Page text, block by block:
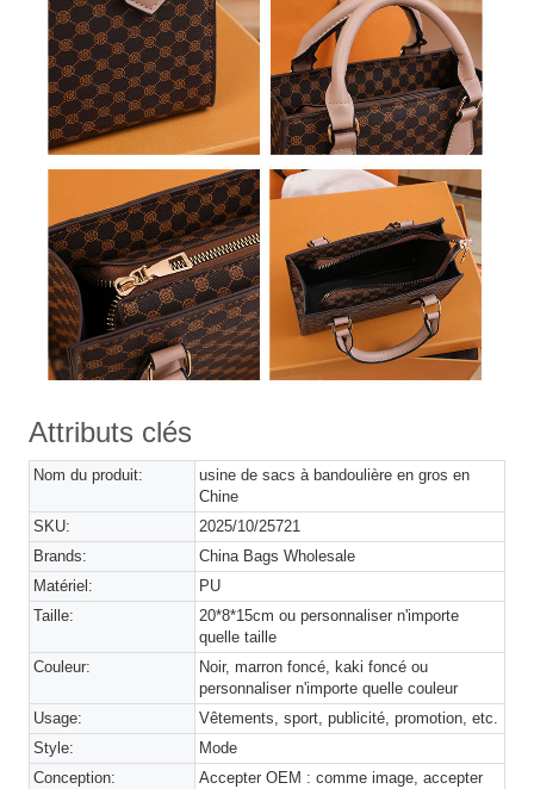
Attributs clés
Nom du produit:
usine de sacs à bandoulière en gros en
Chine
SKU:
2025/10/25721
Brands:
China Bags Wholesale
Matériel:
PU
Taille:
20*8*15cm ou personnaliser n'importe
quelle taille
Couleur:
Noir, marron foncé, kaki foncé ou
personnaliser n'importe quelle couleur
Usage:
Vêtements, sport, publicité, promotion, etc.
Style:
Mode
Conception:
Accepter OEM : comme image, accepter